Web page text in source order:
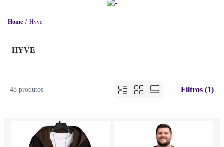
Home Hyve
HYVE
48 produtos Filtros (1)